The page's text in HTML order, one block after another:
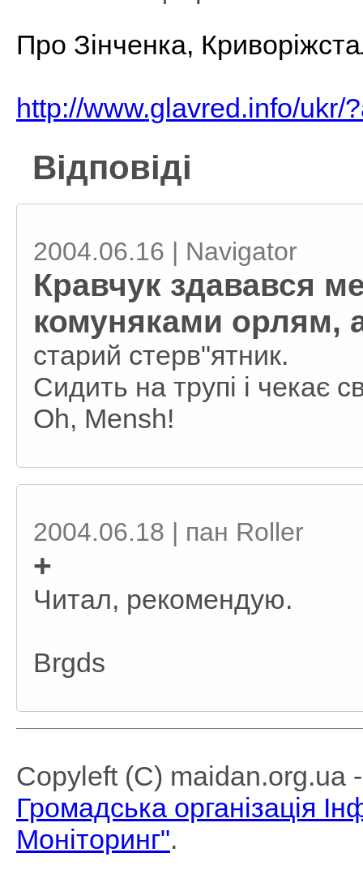
Про Зінченка,
http://www.glavred.info/ukr/
Відповіді
2004.06.16 | Navigator
Кравчук здавався
комуняками орлям,
старий стерв"ятник.
Сидить на трупі і чекає
Oh, Mensh!
2004.06.18 | пан Roller
+
Читал, рекомендую.
Brgds
Copyleft (C) maidan.org.ua
Громадська організація
Моніторинг".